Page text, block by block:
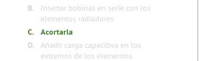
B.
Insertar bobinas en serie con los
elementos radiadores
C.
Acortarla
D.
Añadir carga capacitiva en los
extremos de los elementos